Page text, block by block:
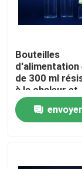
À la maison
Bouteilles
d'alimentation
de 300 ml
à la chaleur et
respectueuses